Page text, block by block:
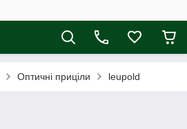
Оптичні приціли leupold